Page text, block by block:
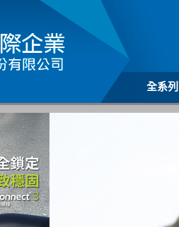
全系